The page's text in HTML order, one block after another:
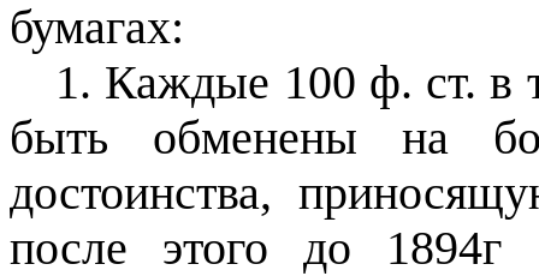
бумагах:
1. Каждые 100 ф. ст. в
быть обменены на
достоинства,
после этого до